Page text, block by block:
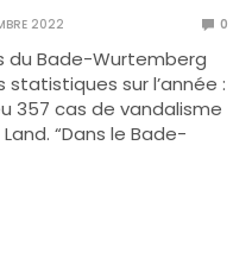
2022 0
du Bade-Wurtemberg
sur l’année :
357 cas de vandalisme
“Dans le Bade-